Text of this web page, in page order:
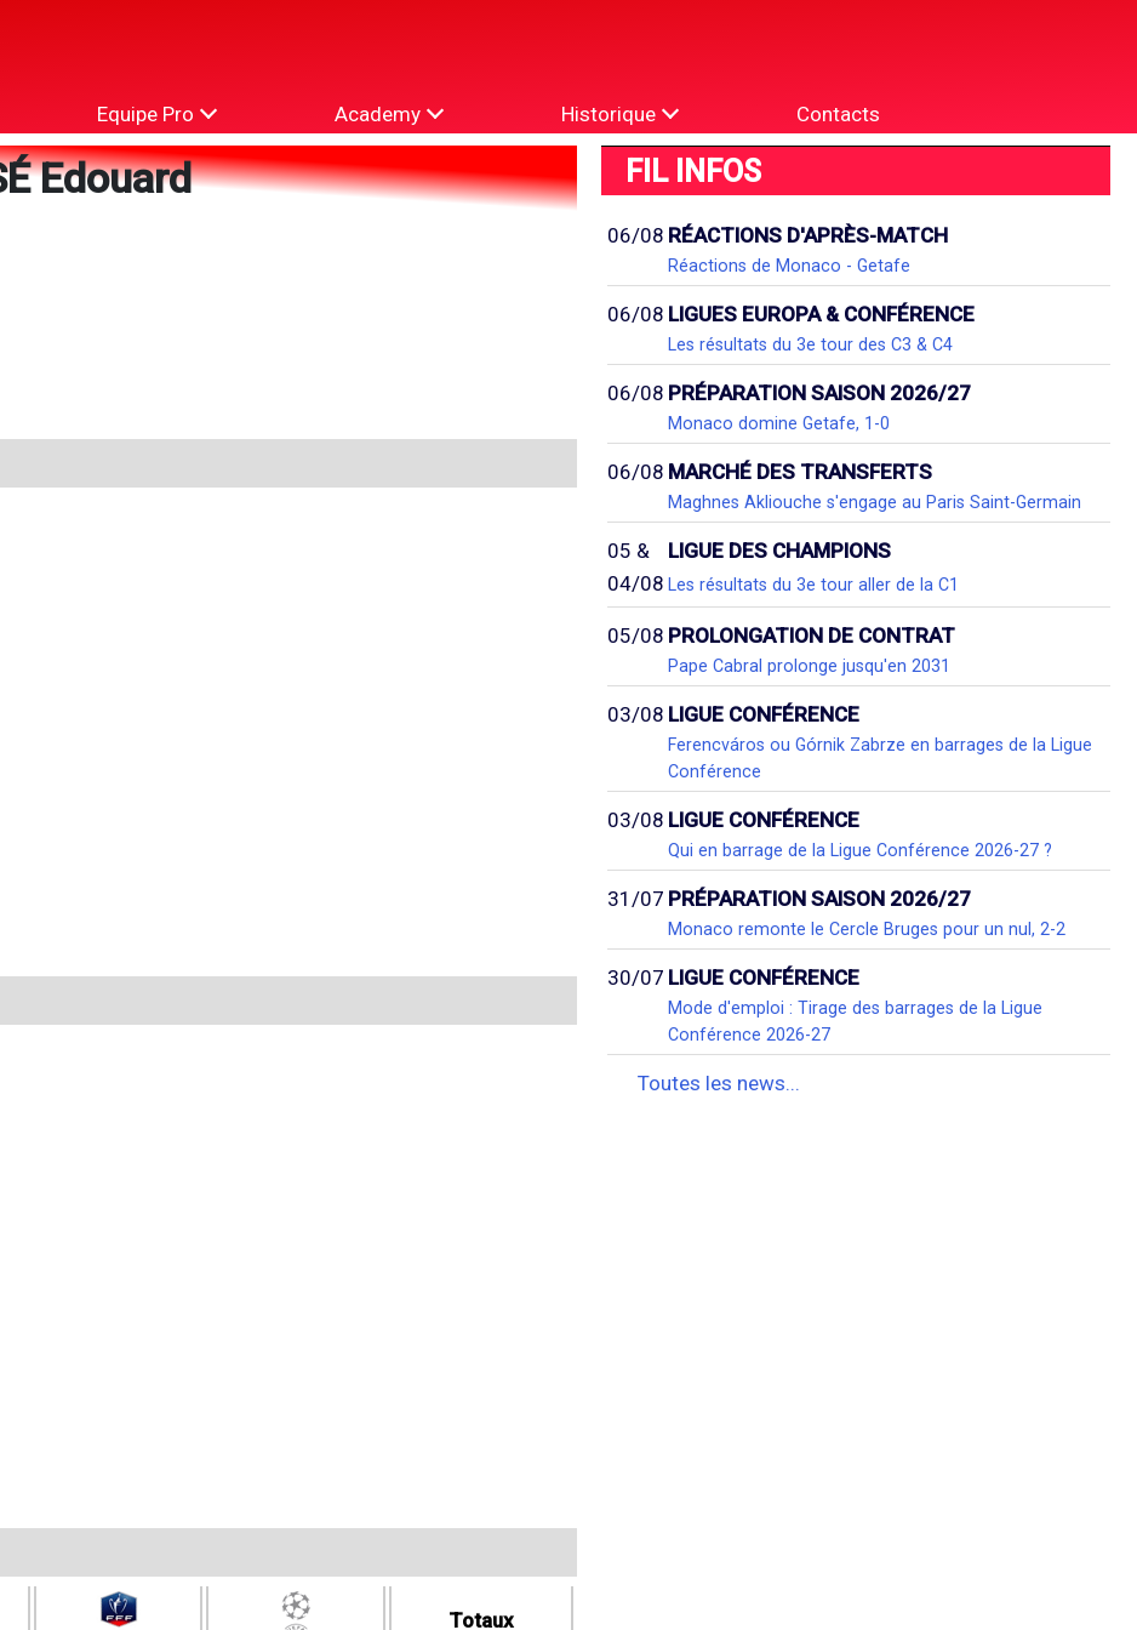
Equipe Pro Academy Historique Contacts
Edouard
Totaux
FIL INFOS
06/08 RÉACTIONS D'APRÈS-MATCH
Réactions de Monaco - Getafe
06/08 LIGUES EUROPA & CONFÉRENCE
Les résultats du 3e tour des C3 & C4
06/08 PRÉPARATION SAISON 2026/27
Monaco domine Getafe, 1-0
06/08 MARCHÉ DES TRANSFERTS
Maghnes Akliouche s'engage au Paris Saint-Germain
05 &
04/08
LIGUE DES CHAMPIONS
Les résultats du 3e tour aller de la C1
05/08 PROLONGATION DE CONTRAT
Pape Cabral prolonge jusqu'en 2031
03/08 LIGUE CONFÉRENCE
Ferencváros ou Górnik Zabrze en barrages de la Ligue
Conférence
03/08 LIGUE CONFÉRENCE
Qui en barrage de la Ligue Conférence 2026-27 ?
31/07 PRÉPARATION SAISON 2026/27
Monaco remonte le Cercle Bruges pour un nul, 2-2
30/07 LIGUE CONFÉRENCE
Mode d'emploi : Tirage des barrages de la Ligue
Conférence 2026-27
Toutes les news...